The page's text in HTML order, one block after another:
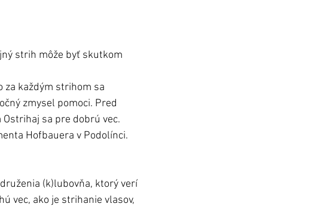
strih môže byť skutkom
za každým strihom sa
zmysel pomoci. Pred
Ostrihaj sa pre dobrú vec.
Hofbauera v Podolínci.
(k)lubovňa, ktorý verí
vec, ako je strihanie vlasov,